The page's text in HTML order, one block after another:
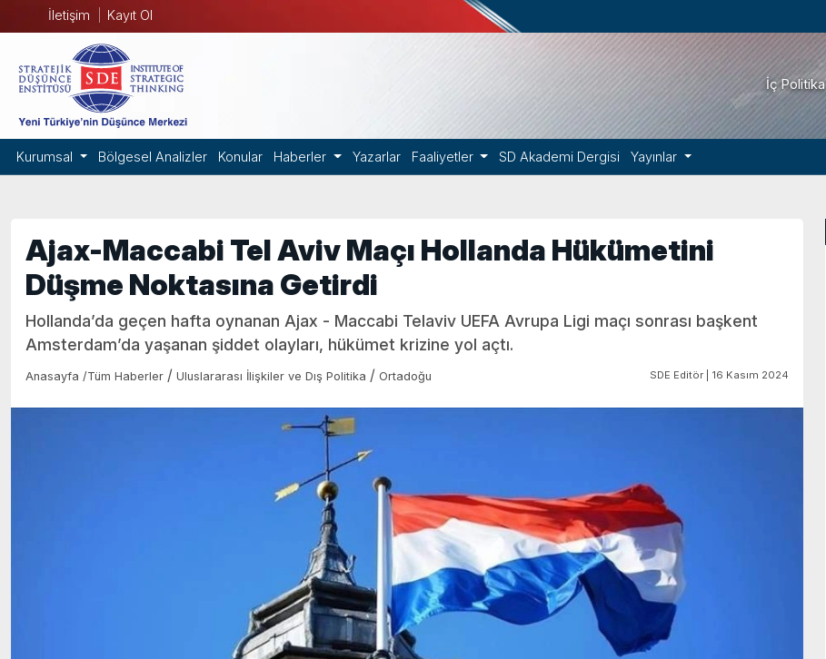
İletişim Kayıt Ol
İç Politika
Kurumsal Bölgesel Analizler Konular Haberler Yazarlar Faaliyetler SD Akademi Dergisi Yayınlar
Ajax-Maccabi Tel Aviv Maçı Hollanda Hükümetini
Düşme Noktasına Getirdi
Hollanda’da geçen hafta oynanan Ajax - Maccabi Telaviv UEFA Avrupa Ligi maçı sonrası başkent
Amsterdam’da yaşanan şiddet olayları, hükümet krizine yol açtı.
Anasayfa /Tüm Haberler / Uluslararası İlişkiler ve Dış Politika / Ortadoğu SDE Editör | 16 Kasım 2024